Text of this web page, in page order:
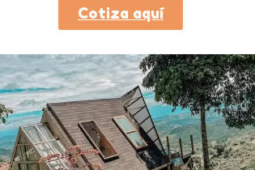
Cotiza aquí